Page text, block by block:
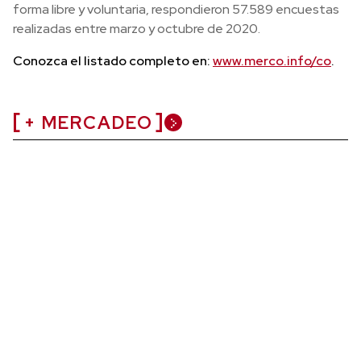
forma libre y voluntaria, respondieron 57.589 encuestas
realizadas entre marzo y octubre de 2020.
Conozca el listado completo en:www.merco.info/co.
+ MERCADEO